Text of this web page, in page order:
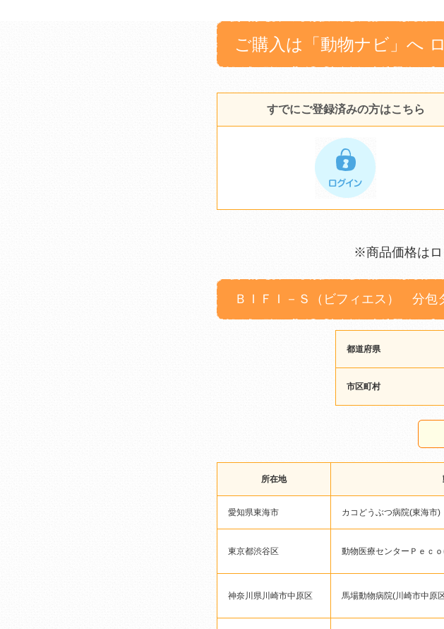
ご購入は「動物ナビ」へ
すでにご登録済みの方はこちら
※商品価格はロ
ＢＩＦＩ－Ｓ（ビフィエス） 分包
都道府県
市区町村
所在地
愛知県東海市 カコどうぶつ病院(東海市)
東京都渋谷区 動物医療センターＰｅｃ
神奈川県川崎市中原区 馬場動物病院(川崎市中原